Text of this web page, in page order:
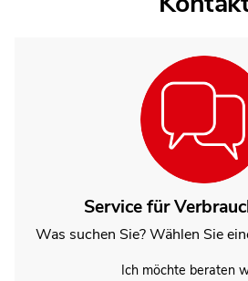
Service für
Was suchen Sie? Wählen Sie
Ich möchte beraten